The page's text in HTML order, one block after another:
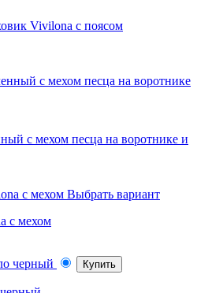
Vivilona с поясом
с мехом песца на воротнике и
Выбрать вариант
с мехом
Купить